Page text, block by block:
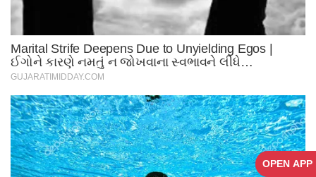
OPEN APP